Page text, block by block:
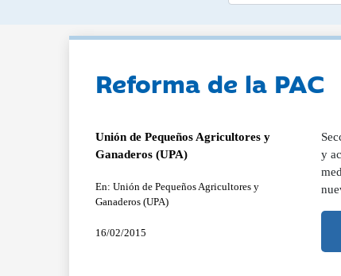
Reforma de la PAC
Unión de Pequeños Agricultores y
Ganaderos (UPA)
En: Unión de Pequeños Agricultores y
Ganaderos (UPA)
16/02/2015
y